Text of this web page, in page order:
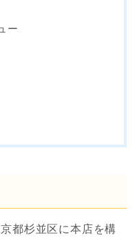
ー
都杉並区に本店を構